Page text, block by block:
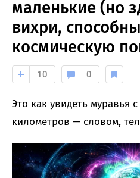
маленькие (но
вихри,
космическую
10 0
Это как увидеть муравья
километров — словом,